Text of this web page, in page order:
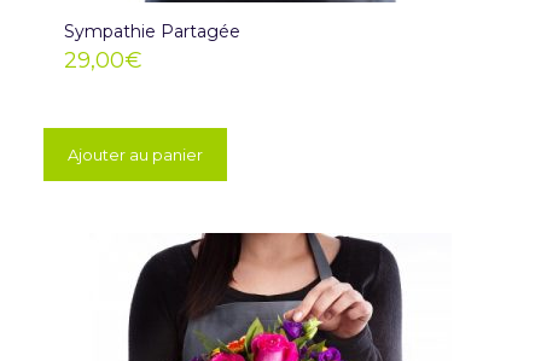
Sympathie Partagée
29,00€
Ajouter au panier